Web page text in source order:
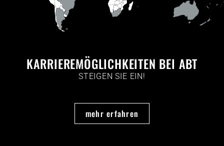
KARRIERE­MÖGLICHKEITEN BEI ABT
STEIGEN SIE EIN!
mehr erfahren